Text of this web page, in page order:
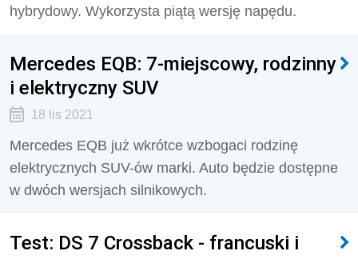
hybrydowy. Wykorzysta piątą wersję napędu.
Mercedes EQB: 7-miejscowy, rodzinny
i elektryczny SUV
18 lis 2021
Mercedes EQB już wkrótce wzbogaci rodzinę
elektrycznych SUV-ów marki. Auto będzie dostępne
w dwóch wersjach silnikowych.
Test: DS 7 Crossback - francuski i